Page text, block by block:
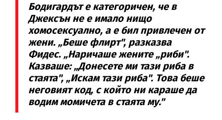
Бодигардът е категоричен, че в
Джексън не е имало нищо
хомосексуално, а е бил привлечен от
жени. „Беше флирт", разказва
Фидес. „Наричаше жените „риби".
Казваше: „Донесете ми тази риба в
стаята", „Искам тази риба". Това беше
неговият код, с който ни караше да
водим момичета в стаята му."